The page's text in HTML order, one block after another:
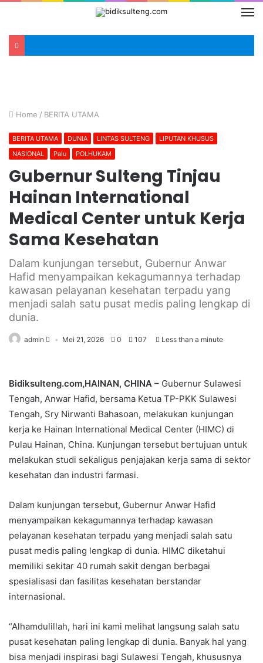
Home / BERITA UTAMA
BERITA UTAMA DUNIA LINTAS SULTENG
LIPUTAN KHUSUS
NASIONAL
Palu POLHUKAM
Gubernur Sulteng Tinjau
Hainan International
Medical Center untuk Kerja
Sama Kesehatan
Dalam kunjungan tersebut, Gubernur Anwar
Hafid menyampaikan kekagumannya terhadap
kawasan pelayanan kesehatan terpadu yang
menjadi salah satu pusat medis paling lengkap di
dunia.
admin Mei 21, 2026 0 107 Less than a minute
Bidiksulteng.com,HAINAN, CHINA – Gubernur Sulawesi
Tengah, Anwar Hafid, bersama Ketua TP-PKK Sulawesi
Tengah, Sry Nirwanti Bahasoan, melakukan kunjungan
kerja ke Hainan International Medical Center (HIMC) di
Pulau Hainan, China. Kunjungan tersebut bertujuan untuk
melakukan studi sekaligus penjajakan kerja sama di sektor
kesehatan dan industri farmasi.
Dalam kunjungan tersebut, Gubernur Anwar Hafid
menyampaikan kekagumannya terhadap kawasan
pelayanan kesehatan terpadu yang menjadi salah satu
pusat medis paling lengkap di dunia. HIMC diketahui
memiliki sekitar 40 rumah sakit dengan berbagai
spesialisasi dan fasilitas kesehatan berstandar
internasional.
“Alhamdulillah, hari ini kami melihat langsung salah satu
pusat kesehatan paling lengkap di dunia. Banyak hal yang
bisa menjadi inspirasi bagi Sulawesi Tengah, khususnya